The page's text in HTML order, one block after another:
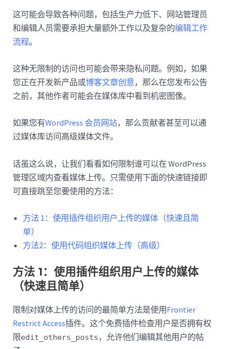
这可能会导致各种问题，包括生产力低下、网站管理员
和编辑人员需要承担大量额外工作以及复杂的编辑工作
流程。
这种无限制的访问也可能会带来隐私问题。例如，如果
您正在开发新产品或博客文章创意，那么在您发布公告
之前，其他作者可能会在媒体库中看到机密图像。
如果您有WordPress 会员网站，那么贡献者甚至可以通
过媒体库访问高级媒体文件。
话虽这么说，让我们看看如何限制谁可以在 WordPress
管理区域内查看媒体上传。只需使用下面的快速链接即
可直接跳至您要使用的方法：
方法 1：使用插件组织用户上传的媒体（快速且简
单）
方法2：使用代码组织媒体上传（高级）
方法 1：使用插件组织用户上传的媒体
（快速且简单）
限制对媒体上传的访问的最简单方法是使用Frontier
Restrict Access插件。这个免费插件检查用户是否拥有权
限edit_others_posts ，允许他们编辑其他用户的帖